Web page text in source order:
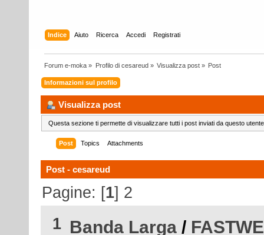
Indice Aiuto Ricerca Accedi Registrati
Forum e-moka » Profilo di cesareud» Visualizza post» Post
Informazioni sul profilo
Visualizza post
Questa sezione ti permette di visualizzare tutti i post inviati da questo
Post Topics Attachments
Post - cesareud
Pagine: [1] 2
1 Banda Larga /